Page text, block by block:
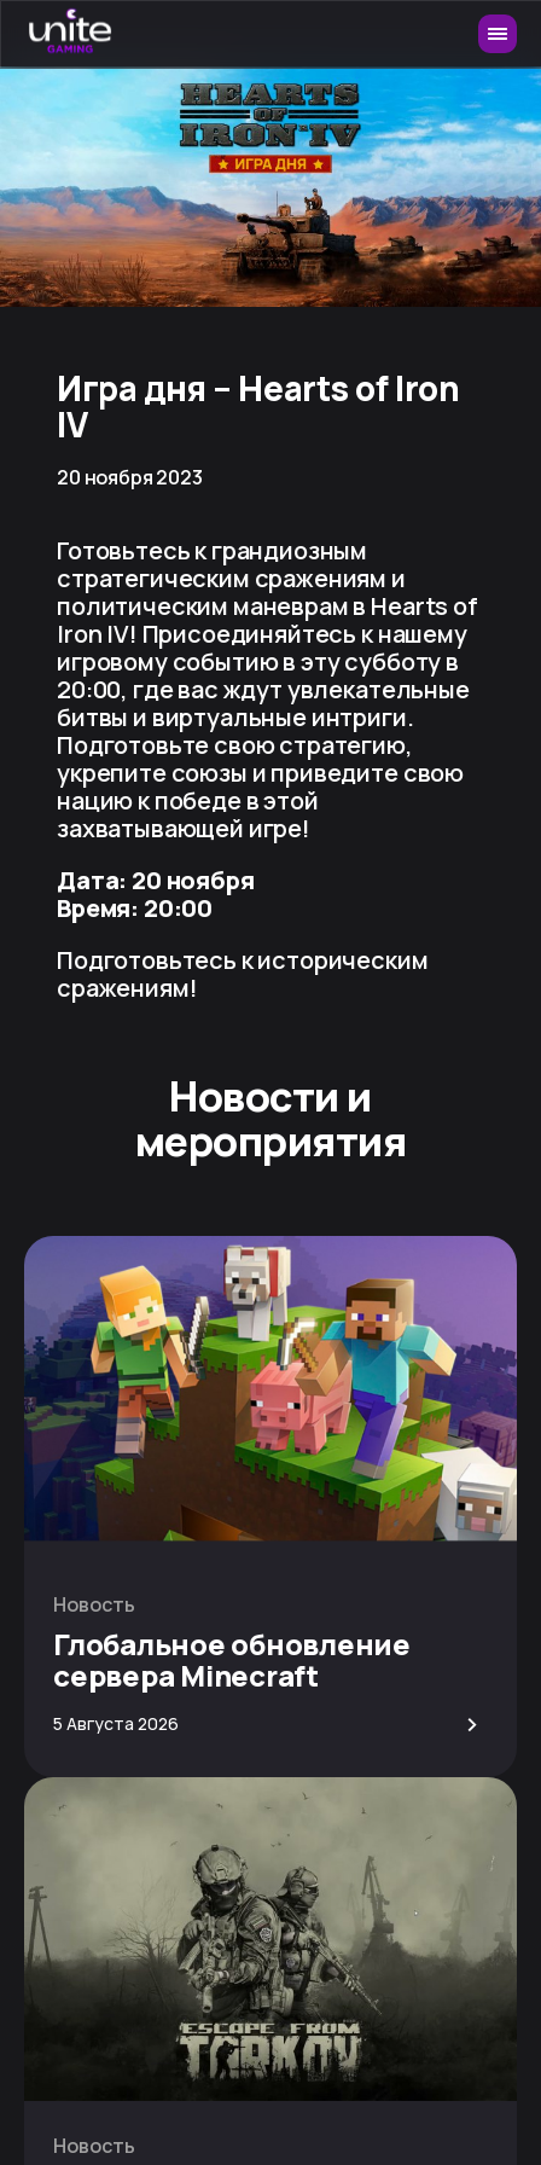
Игра дня – Hearts of Iron
IV
20 ноября 2023
Готовьтесь к грандиозным
стратегическим сражениям и
политическим маневрам в Hearts of
Iron IV! Присоединяйтесь к нашему
игровому событию в эту субботу в
20:00, где вас ждут увлекательные
битвы и виртуальные интриги.
Подготовьте свою стратегию,
укрепите союзы и приведите свою
нацию к победе в этой
захватывающей игре!
Дата: 20 ноября
Время: 20:00
Подготовьтесь к историческим
сражениям!
Новости и
мероприятия
Новость
Глобальное обновление
сервера Minecraft
5 Августа 2026 >
Новость